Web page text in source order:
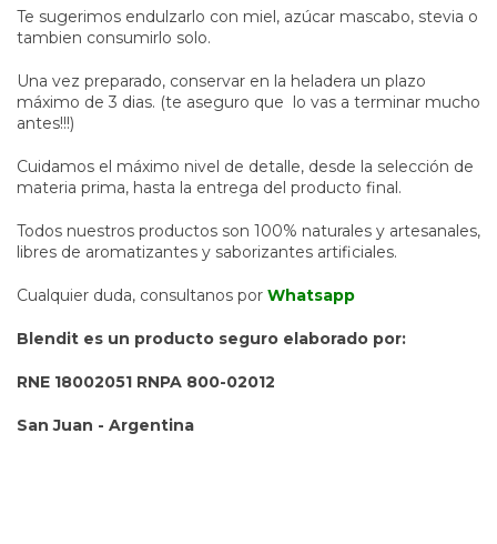
Te sugerimos endulzarlo con miel, azúcar mascabo, stevia o
tambien consumirlo solo.
Una vez preparado, conservar en la heladera un plazo
máximo de 3 dias. (te aseguro que lo vas a terminar mucho
antes!!!)
Cuidamos el máximo nivel de detalle, desde la selección de
materia prima, hasta la entrega del producto final.
Todos nuestros productos son 100% naturales y artesanales,
libres de aromatizantes y saborizantes artificiales.
Cualquier duda, consultanos por Whatsapp
Blendit es un producto seguro elaborado por:
RNE 18002051 RNPA 800-02012
San Juan - Argentina